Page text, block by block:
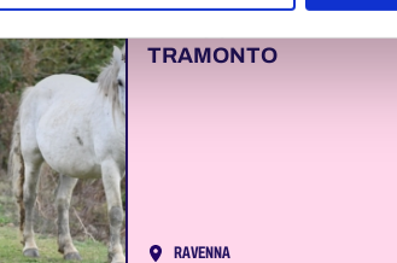
LA PEDALATA DEI
TRAMONTO
RAVENNA